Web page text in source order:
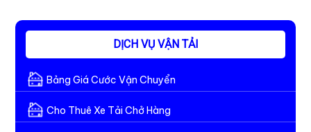
DỊCH VỤ VẬN TẢI
Bảng Giá Cước Vận Chuyển
Cho Thuê Xe Tải Chở Hàng